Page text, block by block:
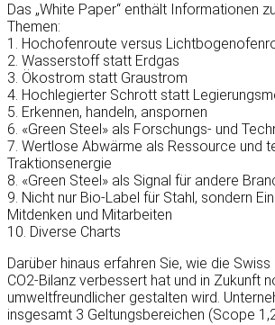
Das „White Paper“ enthält Informationen
Themen:
1. Hochofenroute versus
2. Wasserstoff statt Erdgas
3. Ökostrom statt Graustrom
4. Hochlegierter Schrott statt
5. Erkennen, handeln, anspornen
6. «Green Steel» als Forschungs- und
7. Wertlose Abwärme als Ressource und
Traktionsenergie
8. «Green Steel» als Signal für andere
9. Nicht nur Bio-Label für Stahl, sondern
Mitdenken und Mitarbeiten
10. Diverse Charts
Darüber hinaus erfahren Sie, wie die
CO2-Bilanz verbessert hat und in Zukunft
umweltfreundlicher gestalten wird.
insgesamt 3 Geltungsbereichen (Scope